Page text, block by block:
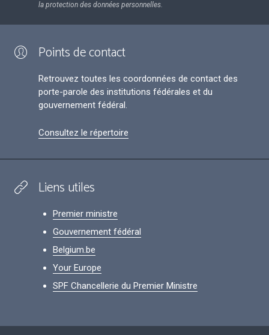
la protection des données personnelles.
Points de contact
Retrouvez toutes les coordonnées de contact des
porte-parole des institutions fédérales et du
gouvernement fédéral.
Consultez le répertoire
Liens utiles
Premier ministre
Gouvernement fédéral
Belgium.be
Your Europe
SPF Chancellerie du Premier Ministre